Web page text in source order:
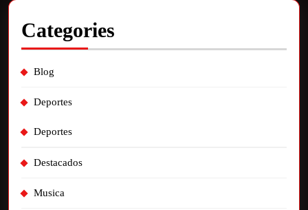
Categories
Blog
Deportes
Deportes
Destacados
Musica